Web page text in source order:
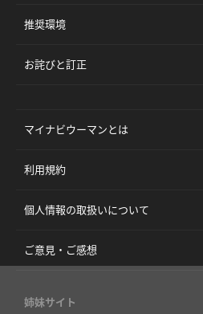
推奨環境
お詫びと訂正
マイナビウーマンとは
利用規約
個人情報の取扱いについて
ご意見・ご感想
姉妹サイト